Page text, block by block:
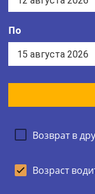
По
Возврат в
Возраст